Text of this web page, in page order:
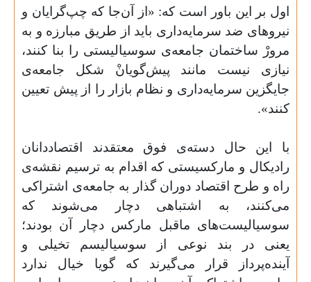
اول بر این باور است که: «از آن‌جا که چپ‌گرایان و
نیروهای ضد سرمایه‌داری باید از طریق مبارزه و به
مرورْ ساختمان جامعه‌ی سوسیالیستی را بنا کنند،
نیازی نیست مانند پیش‌گویانْ شکل جامعه‌ی
جایگزین سرمایه‌داری و نظام بازار را از پیش تعیین
کنند»
.
با این حال دسته‌ی فوق معتقدند اقتصاددانان
رادیکال و مارکسیستی که اقدام به ترسیم نقشه‌ی
راه و طرح اقتصاد دوران گذار به جامعه‌ی اشتراکی
می‌کنند، به اشتباهی دچار می‌شوند که
سوسیالیست‌های ماقبل مارکس دچار آن بودند؛
یعنی در بند نوعی از سوسیالیسم تخیلی و
آینده‌پرداز قرار می‌گیرند که گویا خیال ندارد